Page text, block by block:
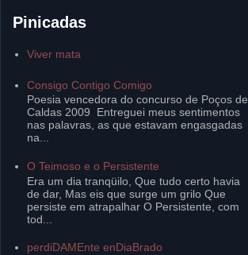
Pinicadas
Viver mata
Consigo Contigo Comigo
Poesia vencedora do concurso de Poços de
Caldas 2009 Entreguei meus sentimentos
nas palavras, as que estavam engasgadas
na...
O Teimoso e o Persistente
Era um dia tranqüilo, Que tudo certo havia
de dar, Mas eis que surge um grilo Que
persiste em atrapalhar O Persistente, com
tod...
perdiDAMEnte enDiaBrado